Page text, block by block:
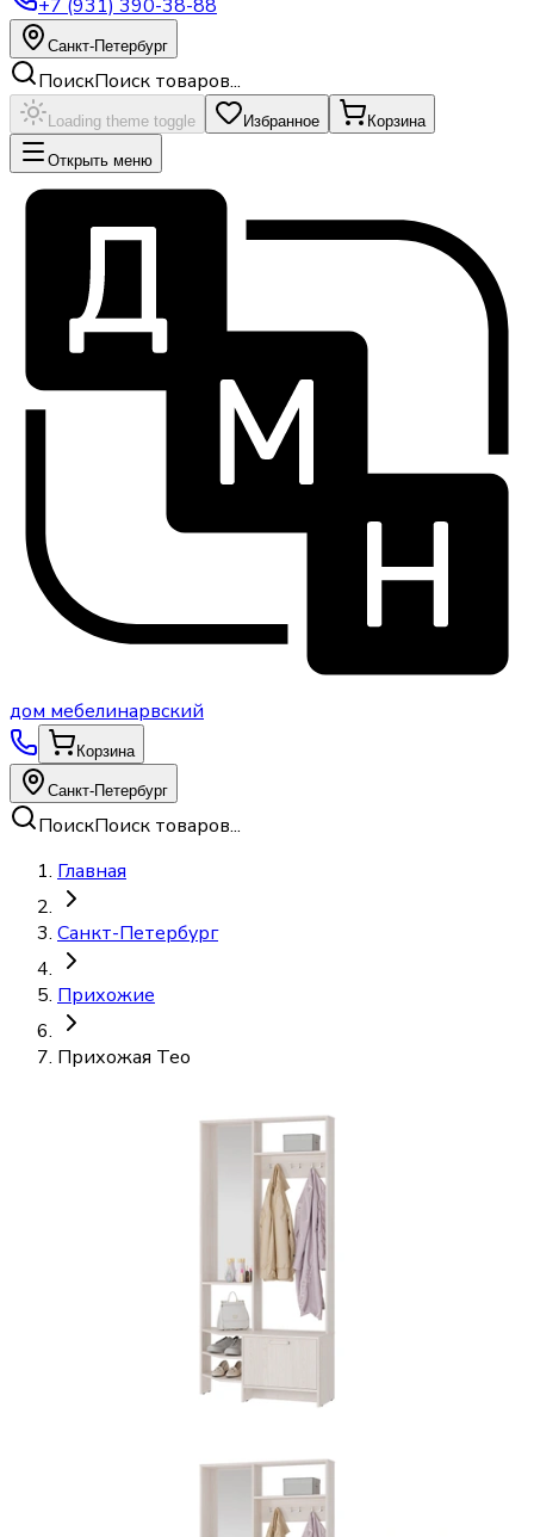
+7 (931) 390-38-88
Санкт-Петербург
ПоискПоиск товаров...
Loading theme toggle Избранное Корзина
Открыть меню
дом мебелинарвский
Корзина
Санкт-Петербург
ПоискПоиск товаров...
Главная
Санкт-Петербург
Прихожие
Прихожая Тео